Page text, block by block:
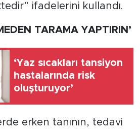
ifadelerini kullandı.
TARAMA YAPTIRIN’
‘Yaz sıcakları tansiyon
hastalarında risk
oluşturuyor’
erken tanının, tedavi